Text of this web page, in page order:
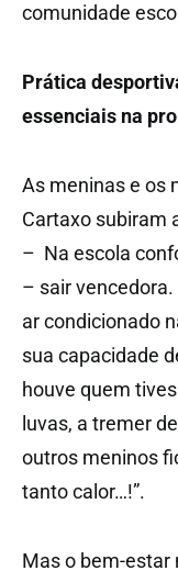
comunidade
Prática
essenciais na
As meninas e os
Cartaxo subiram
– Na escola
– sair
ar condicionado
sua capacidade
houve quem
luvas, a tremer
outros meninos
tanto calor…!”.
Mas o bem-estar